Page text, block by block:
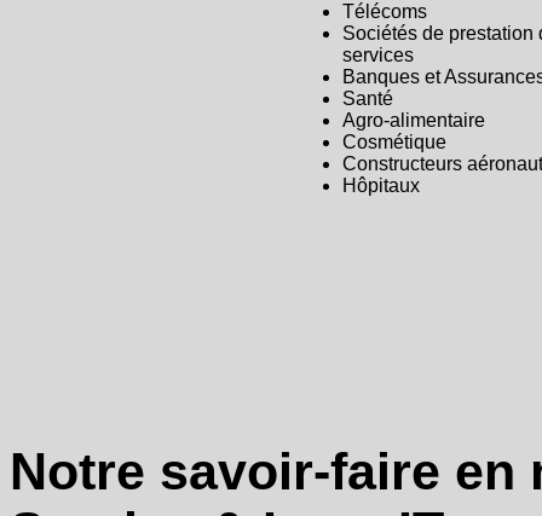
Télécoms
Sociétés de prestation
services
Banques et
Santé
Agro-alimentaire
Cosmétique
Constructeurs
Hôpitaux
Notre savoir-faire en